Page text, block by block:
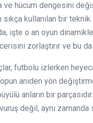
ve hücum dengesini
kullanılan bir
işte o an oyun
zorlaştırır ve bu da
futbolu izlerken
aniden yön
anların bir
değil, aynı